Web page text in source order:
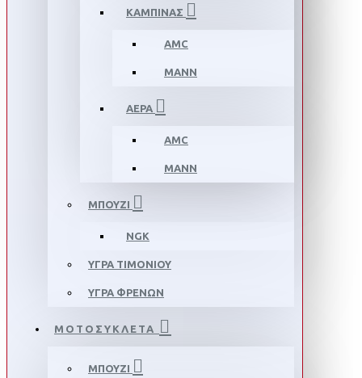
ΚΑΜΠΙΝΑΣ
AMC
MANN
ΑΕΡΑ
AMC
MANN
ΜΠΟΥΖΙ
NGK
ΥΓΡΑ ΤΙΜΟΝΙΟΥ
ΥΓΡΑ ΦΡΕΝΩΝ
ΜΟΤΟΣΥΚΛΕΤΑ
ΜΠΟΥΖΙ